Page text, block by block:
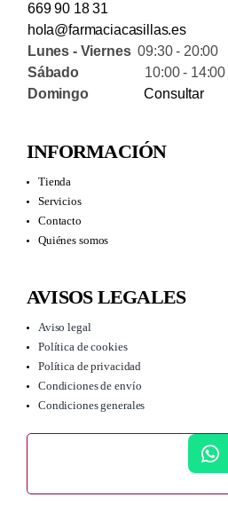
669 90 18 31
hola@farmaciacasillas.es
Lunes - Viernes09:30 - 20:00
Sábado10:00 - 14:00
Domingo
Consultar
INFORMACIÓN
Tienda
Servicios
Contacto
Quiénes somos
AVISOS LEGALES
Aviso legal
Política de cookies
Política de privacidad
Condiciones de envío
Condiciones generales